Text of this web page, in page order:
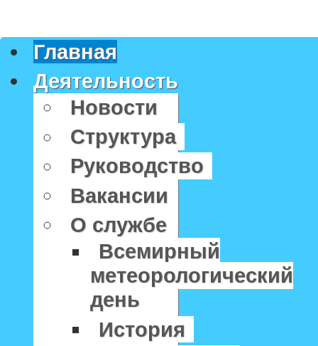
Главная
Деятельность
Новости
Структура
Руководство
Вакансии
О службе
Всемирный
метеорологический
день
История